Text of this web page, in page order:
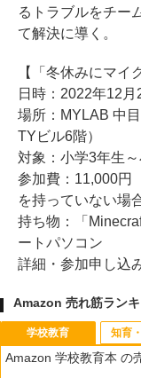
るトラブルをチー
て解決に導く。
【「冬休みにマイ
日時：2022年12
場所：MYLAB 中
TYビル6階）
対象：小学3年生
参加費：11,000円
を持っていない場
持ち物：「
ートパソコン
詳細・参加申し込
Amazon 売れ筋ラン
学校教育
Amazon 学校教育本 の
知育